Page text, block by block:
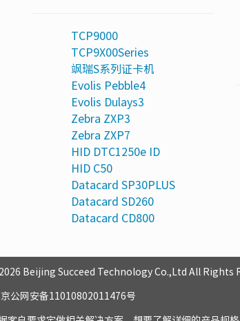
TCP9000
TCP9X00Series
飒瑞S系列证卡机
Evolis Pebble4
Evolis Dulays3
Zebra ZXP3
Zebra ZXP7
HID DTC1250e ID
HID C50
Datacard SP30PLUS
Datacard SD260
Datacard CD800
Beijing Succeed Technology Co.,Ltd All Rights
京公网安备11010802011476号